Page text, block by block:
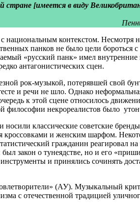
стране [имеется в виду
национальным контекстом. Несмотря
панков не было цели бороться
«русский панк» имел
антагонистических сцен.
рок-музыкой, потерявшей свой
и речи не шло. Однако
к этой сцене относилось
некрореалистов было
классические советские
кроссовками и женским шарфом.
гражданин реагировал
закон о тунеядстве, но и его
и принялись сочинять
(АУ). Музыкальный
с отечественной традицией